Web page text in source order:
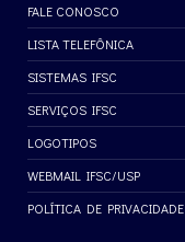
FALE CONOSCO
LISTA TELEFÔNICA
SISTEMAS IFSC
SERVIÇOS IFSC
LOGOTIPOS
WEBMAIL IFSC/USP
POLÍTICA DE PRIVACIDADE